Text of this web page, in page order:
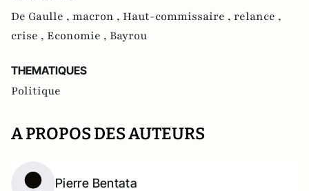
De Gaulle , macron , Haut-commissaire , relance ,
crise , Economie , Bayrou
THEMATIQUES
Politique
A PROPOS DES AUTEURS
Pierre Bentata